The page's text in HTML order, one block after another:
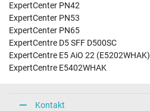
ExpertCenter PN42
ExpertCenter PN53
ExpertCenter PN65
ExpertCentre D5 SFF D500SC
ExpertCentre E5 AiO 22 (E5202WHAK)
ExpertCentre E5402WHAK
Kontakt